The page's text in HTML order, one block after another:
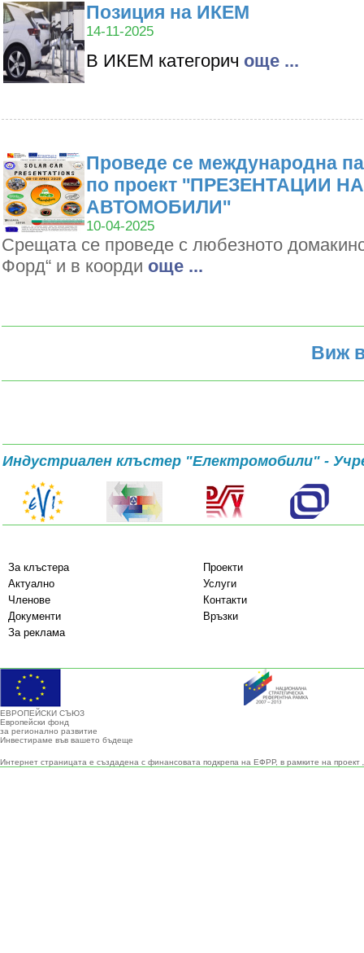
Позиция на ИКЕМ
14-11-2025
В ИКЕМ категорич oще ...
Проведе се международна
по проект ''ПРЕЗЕНТАЦИИ
АВТОМОБИЛИ''
10-04-2025
Срещата се проведе с любезното
Форд“ и в коорди oще ...
Виж
Индустриален клъстер "Електромобили" -
За клъстера
Проекти
Актуално
Услуги
Членове
Контакти
Документи
Връзки
За реклама
ЕВРОПЕЙСКИ СЪЮЗ
Европейски фонд
за регионално развитие
Инвестираме във вашето бъдеще
Интернет страницата е създадена с финансовата подкрепа на ЕФРР, в рамките на